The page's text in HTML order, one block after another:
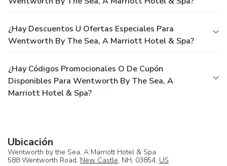
¿Hay Descuentos U Ofertas Especiales Para
Wentworth By The Sea, A Marriott Hotel & Spa?
¿Hay Códigos Promocionales O De Cupón
Disponibles Para Wentworth By The Sea, A
Marriott Hotel & Spa?
Ubicación
Wentworth by the Sea, A Marriott Hotel & Spa
588 Wentworth Road, New Castle, NH, 03854, US